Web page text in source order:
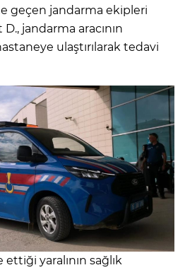
geçen jandarma ekipleri
jandarma aracının
ulaştırılarak tedavi
yaralının sağlık